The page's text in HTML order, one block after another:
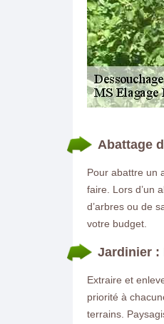
Abattage
Pour abattre un
faire. Lors d’un
d’arbres ou de
votre budget.
Jardinier :
Extraire et
priorité à
terrains.